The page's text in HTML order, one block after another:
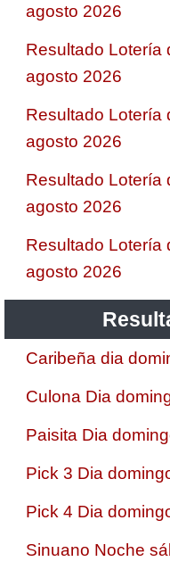
agosto 2026
Resultado Lotería
agosto 2026
Resultado Lotería
agosto 2026
Resultado Lotería
agosto 2026
Resultado Lotería
agosto 2026
Caribeña dia
Culona Dia
Paisita Dia
Pick 3 Dia
Pick 4 Dia
Sinuano Noche